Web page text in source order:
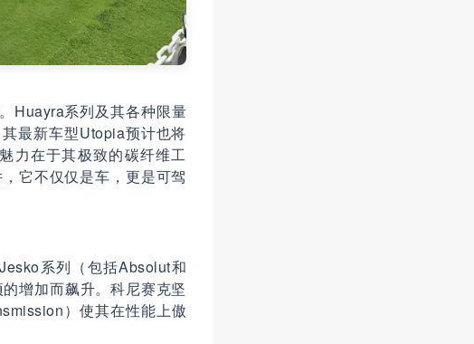
Huayra系列及其各种限量
最新车型Utopia预计也将
力在于其极致的碳纤维工
它不仅仅是车，更是可驾
系列（包括Absolut和
增加而飙升。科尼赛克坚
）使其在性能上傲